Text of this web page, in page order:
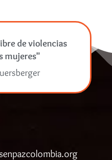
de violencias
mujeres"